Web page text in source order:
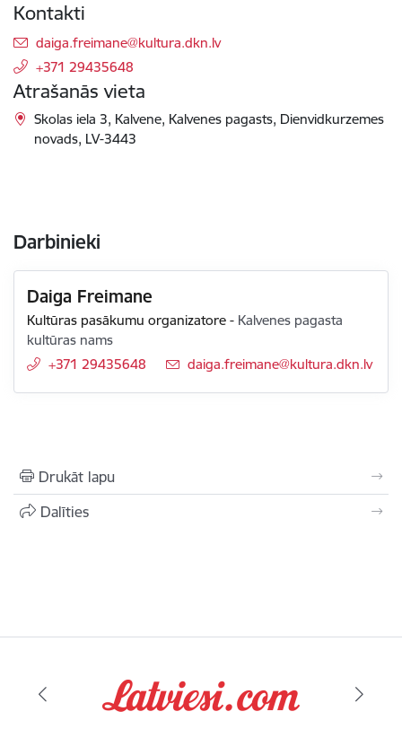
Kontakti
E-pasts:
daiga.freimane@kultura.dkn.lv
+371 29435648
Atrašanās vieta
Skolas iela 3, Kalvene, Kalvenes pagasts, Dienvidkurzemes
novads, LV-3443
Darbinieki
Daiga Freimane
Kultūras pasākumu organizatore - Kalvenes pagasta
kultūras nams
+371 29435648
E-pasts:
daiga.freimane@kultura.dkn.lv
Drukāt lapu
Dalīties